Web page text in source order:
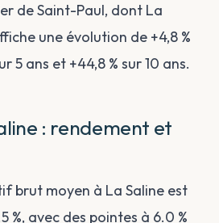
de Saint-Paul, dont La
une évolution de +4,8 %
5 ans et +44,8 % sur 10 ans.
: rendement et
brut moyen à La Saline est
%, avec des pointes à 6.0 %